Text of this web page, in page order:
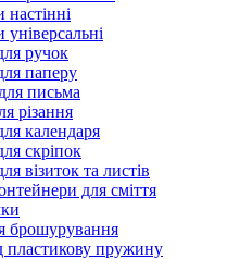
настінні
універсальні
ручок
паперу
письма
різання
календаря
скріпок
візиток та листів
для сміття
брошурування
пластикову пружину